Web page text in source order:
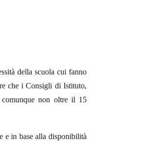
della scuola cui fanno
che i Consigli di Istituto,
non oltre il 15
e in base alla disponibilità